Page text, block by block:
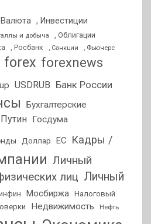
, Инвестиции
и добыча , Облигации
, Росбанк , Санкции , Фьючерс
forex forexnews
USDRUB Банк России
Бухгалтерские
Госдума
Доллар ЕС
Кадры /
Личный
лиц Личный
Мосбиржа
Налоговый
Недвижимость Нефть